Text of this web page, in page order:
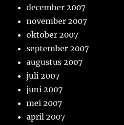
december 2007
november 2007
oktober 2007
september 2007
augustus 2007
juli 2007
juni 2007
mei 2007
april 2007